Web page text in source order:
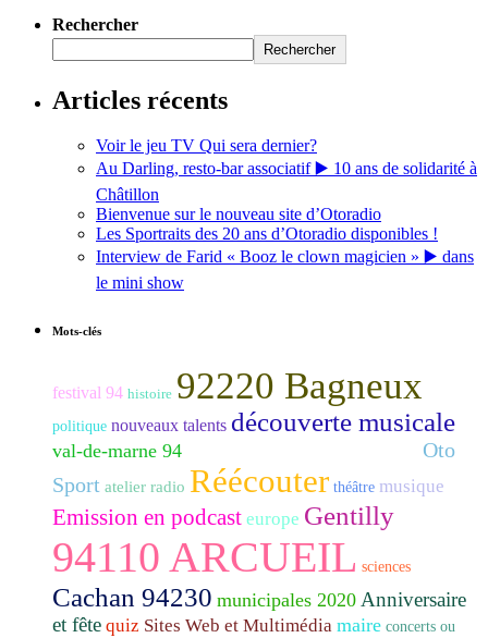
Rechercher
Rechercher
Articles récents
Voir le jeu TV Qui sera dernier?
Au Darling, resto-bar associatif ▶️ 10 ans de solidarité à
Châtillon
Bienvenue sur le nouveau site d’Otoradio
Les Sportraits des 20 ans d’Otoradio disponibles !
Interview de Farid « Booz le clown magicien » ▶️ dans
le mini show
Mots-clés
festival 94 histoire 92220 Bagneux
politique nouveaux talents découverte musicale
val-de-marne 94
Oto
Sport atelier radio Réécouter théâtre musique
Emission en podcast europe Gentilly
94110 ARCUEIL sciences
Cachan 94230 municipales 2020 Anniversaire
et fête quiz Sites Web et Multimédia maire concerts ou